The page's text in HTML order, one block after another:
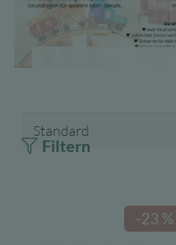
Filtern
-23 %